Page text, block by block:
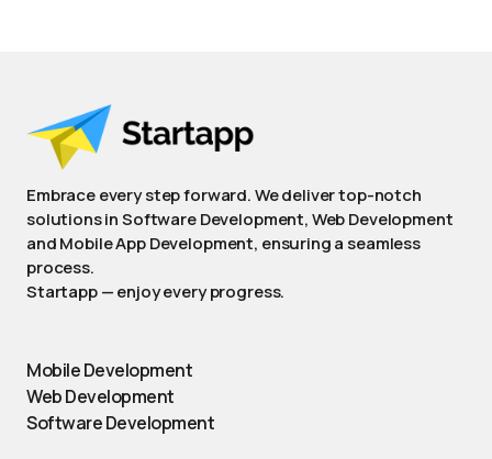
Embrace every step forward. We deliver top-notch
solutions in Software Development, Web Development
and Mobile App Development, ensuring a seamless
process.
Startapp — enjoy every progress.
Mobile Development
Web Development
Software Development